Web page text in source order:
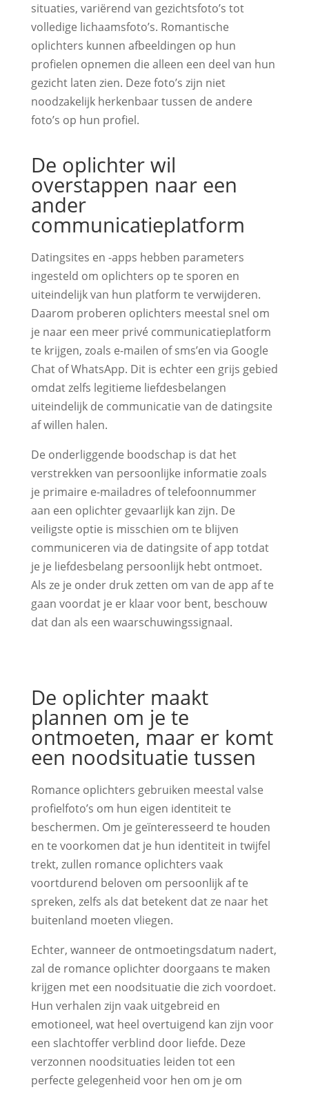
situaties, variërend van gezichtsfoto’s tot
volledige lichaamsfoto’s. Romantische
oplichters kunnen afbeeldingen op hun
profielen opnemen die alleen een deel van hun
gezicht laten zien. Deze foto’s zijn niet
noodzakelijk herkenbaar tussen de andere
foto’s op hun profiel.
De oplichter wil
overstappen naar een
ander
communicatieplatform
Datingsites en -apps hebben parameters
ingesteld om oplichters op te sporen en
uiteindelijk van hun platform te verwijderen.
Daarom proberen oplichters meestal snel om
je naar een meer privé communicatieplatform
te krijgen, zoals e-mailen of sms’en via Google
Chat of WhatsApp. Dit is echter een grijs gebied
omdat zelfs legitieme liefdesbelangen
uiteindelijk de communicatie van de datingsite
af willen halen.
De onderliggende boodschap is dat het
verstrekken van persoonlijke informatie zoals
je primaire e-mailadres of telefoonnummer
aan een oplichter gevaarlijk kan zijn. De
veiligste optie is misschien om te blijven
communiceren via de datingsite of app totdat
je je liefdesbelang persoonlijk hebt ontmoet.
Als ze je onder druk zetten om van de app af te
gaan voordat je er klaar voor bent, beschouw
dat dan als een waarschuwingssignaal.
De oplichter maakt
plannen om je te
ontmoeten, maar er komt
een noodsituatie tussen
Romance oplichters gebruiken meestal valse
profielfoto’s om hun eigen identiteit te
beschermen. Om je geïnteresseerd te houden
en te voorkomen dat je hun identiteit in twijfel
trekt, zullen romance oplichters vaak
voortdurend beloven om persoonlijk af te
spreken, zelfs als dat betekent dat ze naar het
buitenland moeten vliegen.
Echter, wanneer de ontmoetingsdatum nadert,
zal de romance oplichter doorgaans te maken
krijgen met een noodsituatie die zich voordoet.
Hun verhalen zijn vaak uitgebreid en
emotioneel, wat heel overtuigend kan zijn voor
een slachtoffer verblind door liefde. Deze
verzonnen noodsituaties leiden tot een
perfecte gelegenheid voor hen om je om